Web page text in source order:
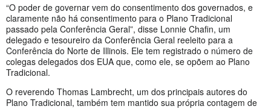
“O poder de governar vem do consentimento dos governados, e
claramente não há consentimento para o Plano Tradicional
passado pela Conferência Geral”, disse Lonnie Chafin, um
delegado e tesoureiro da Conferência Geral reeleito para a
Conferência do Norte de Illinois. Ele tem registrado o número de
colegas delegados dos EUA que, como ele, se opõem ao Plano
Tradicional.
O reverendo Thomas Lambrecht, um dos principais autores do
Plano Tradicional, também tem mantido sua própria contagem de